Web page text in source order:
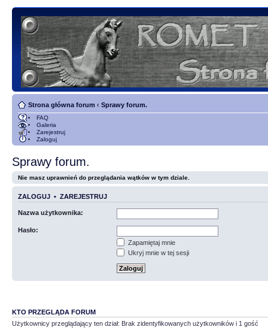
Strona główna forum ‹ Sprawy forum.
FAQ
Galeria
Zarejestruj
Zaloguj
Sprawy forum.
Nie masz uprawnień do przeglądania wątków w tym dziale.
ZALOGUJ • ZAREJESTRUJ
Nazwa użytkownika:
Hasło:
Zapamiętaj mnie
Ukryj mnie w tej sesji
KTO PRZEGLĄDA FORUM
Użytkownicy przeglądający ten dział: Brak zidentyfikowanych użytkowników i 1 gość